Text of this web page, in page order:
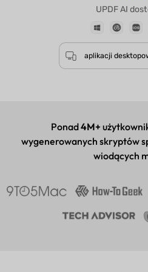
UPDF AI
Ponad4M+
wygenerowanych skryptów
wiodących